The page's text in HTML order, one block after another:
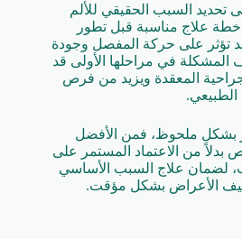
السبب الحقيقي للألم
علاج مناسبة قبل تطور
تؤثر على حركة المفصل وجودة
المشكلة في مراحلها الأولى قد
المعقدة ويزيد من فرص
الطبيعي.
بشكل ملحوظ، فمن الأفضل
من الاعتماد المستمر على
لضمان علاج السبب الأساسي
الأعراض بشكل مؤقت.